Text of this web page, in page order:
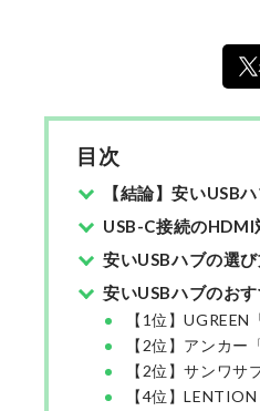
目次
【結論】安いUSB
USB-C接続のHDMI
安いUSBハブの選
安いUSBハブのお
【1位】UGREEN
【2位】アンカー
【2位】サンワサ
【4位】